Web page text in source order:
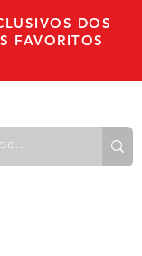
DOS
FAVORITOS